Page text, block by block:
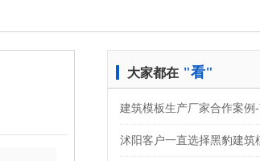
大家都在 "看"
建筑模板生产厂家合作案例
沭阳客户一直选择黑豹建筑